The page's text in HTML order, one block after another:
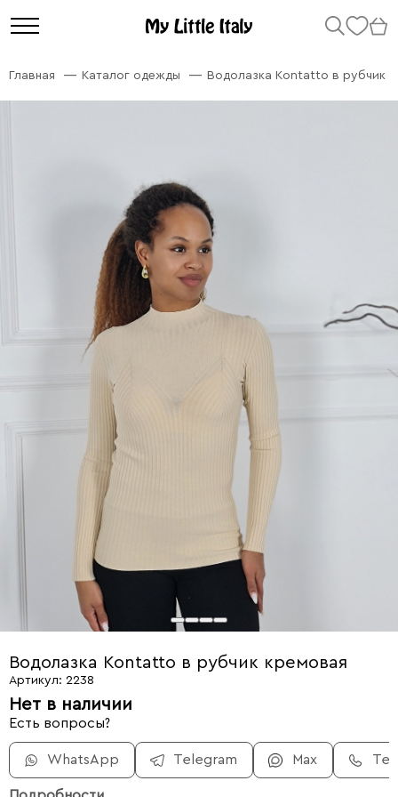
Главная Каталог одежды Водолазка Kontatto в рубчик
Водолазка Kontatto в рубчик кремовая
Артикул: 2238
Нет в наличии
Есть вопросы?
WhatsApp Telegram Max